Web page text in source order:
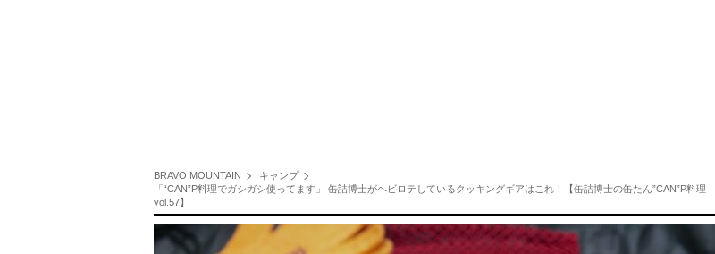
BRAVO MOUNTAIN
キャンプ
「“CAN”P料理でガシガシ使ってます」 缶詰博士がヘビロテしているクッキングギアはこれ！【缶詰博士の缶たん”CAN”P料理
vol.57】